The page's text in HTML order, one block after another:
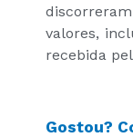
valores,
recebida
Gostou?